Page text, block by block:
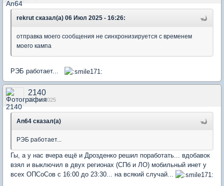
rekrut сказал(а) 06 Июл 2025 - 16:26:
отправка моего сообщения не синхронизируется с временем
моего кампа
РЭБ работает...
2140
07 Jul 2025
An64 сказал(а)
РЭБ работает...
Гы, а у нас вчера ещё и Дрозденко решил поработать... вдобавок
взял и выключил в двух регионах (СПб и ЛО) мобильный инет у
всех ОПСоСов с 16:00 до 23:30... на всякий случай...